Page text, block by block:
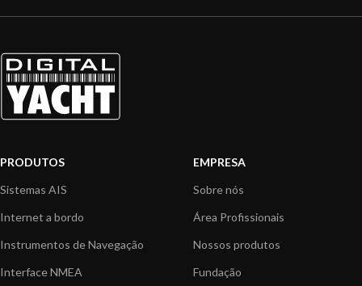
PRODUTOS
Sistemas AIS
Internet a bordo
Instrumentos de Navegação
Interface NMEA
EMPRESA
Sobre nós
Área Profissionais
Nossos produtos
Fundação